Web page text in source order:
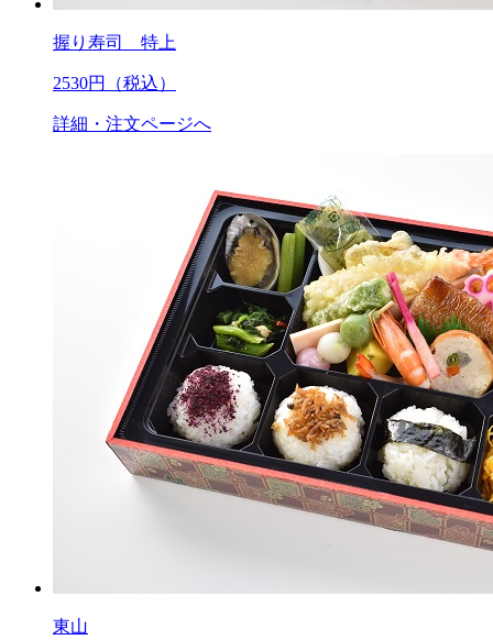
握り寿司 特上
2530円（税込）
詳細・注文ページへ
東山